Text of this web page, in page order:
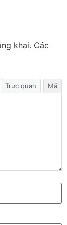
khai. Các
Trực quan Mã